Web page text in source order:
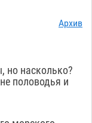
Архив
насколько?
половодья и